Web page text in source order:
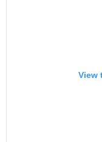
View